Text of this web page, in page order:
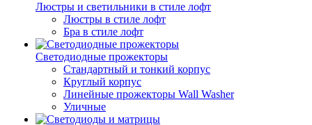
Люстры и светильники в стиле лофт
Люстры в стиле лофт
Бра в стиле лофт
Светодиодные прожекторы
Стандартный и тонкий корпус
Круглый корпус
Линейные прожекторы Wall Washer
Уличные